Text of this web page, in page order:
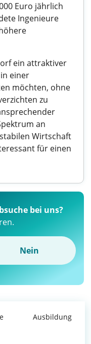
Euro jährlich
Ingenieure
ein attraktiver
einer
möchten, ohne
zu
an
Wirtschaft
für einen
bei uns?
Nein
Ausbildung